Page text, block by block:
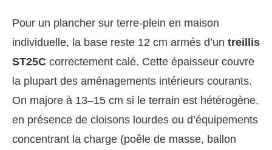
Pour un plancher sur terre-plein en maison
individuelle, la base reste 12 cm armés d’un treillis
ST25C correctement calé. Cette épaisseur couvre
la plupart des aménagements intérieurs courants.
On majore à 13–15 cm si le terrain est hétérogène,
en présence de cloisons lourdes ou d’équipements
concentrant la charge (poêle de masse, ballon